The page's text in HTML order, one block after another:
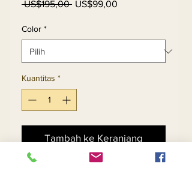
US$195,00 Harga
US$99,00
Color *
Kuantitas *
Tambah ke Keranjang